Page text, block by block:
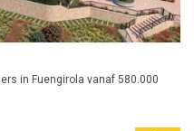
in Fuengirola vanaf 580.000